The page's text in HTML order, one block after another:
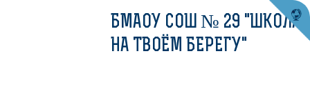
БМАОУ СОШ № 29 "ШКОЛА
НА ТВОЁМ БЕРЕГУ"